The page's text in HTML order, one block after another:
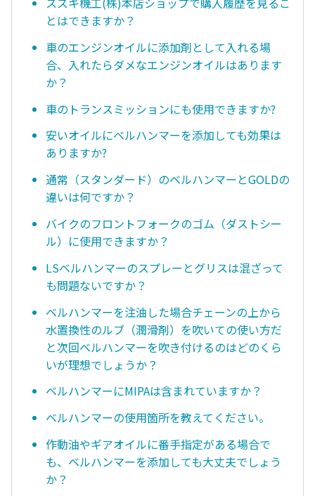
とはできますか？
車のエンジンオイルに添加剤として入れる場
合、入れたらダメなエンジンオイルはあります
か？
車のトランスミッションにも使用できますか?
安いオイルにベルハンマーを添加しても効果は
ありますか?
通常（スタンダード）のベルハンマーとGOLDの
違いは何ですか？
バイクのフロントフォークのゴム（ダストシー
ル）に使用できますか？
LSベルハンマーのスプレーとグリスは混ざって
も問題ないですか？
ベルハンマーを注油した場合チェーンの上から
水置換性のルブ（潤滑剤）を吹いての使い方だ
と次回ベルハンマーを吹き付けるのはどのくら
いが理想でしょうか？
ベルハンマーにMIPAは含まれていますか？
ベルハンマーの使用箇所を教えてください。
作動油やギアオイルに番手指定がある場合で
も、ベルハンマーを添加しても大丈夫でしょう
か？